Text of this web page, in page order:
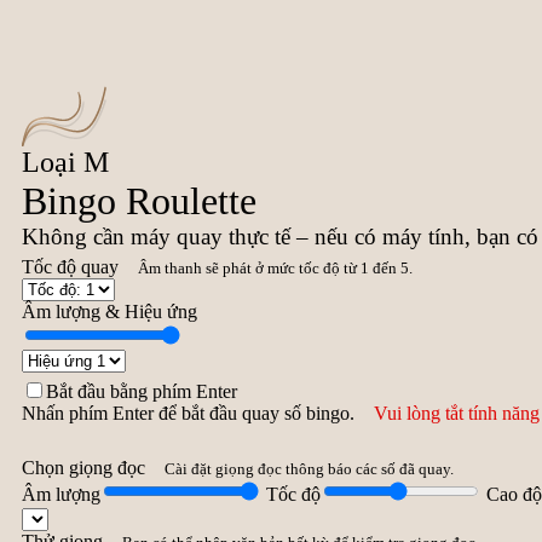
Loại M
Bingo Roulette
Không cần máy quay thực tế – nếu có máy tính, bạn
Tốc độ quay Âm thanh sẽ phát ở mức tốc độ từ 1 đến 5.
Âm lượng & Hiệu ứng
Bắt đầu bằng phím Enter
Nhấn phím Enter để bắt đầu quay số bingo. Vui lòng tắt tính
Chọn giọng đọc Cài đặt giọng đọc thông báo các số đã quay.
Âm lượng Tốc độ Cao